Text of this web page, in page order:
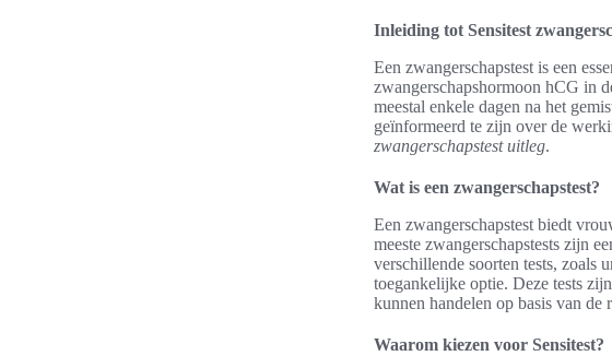
Inleiding tot Sensitest
Een zwangerschapstest is een
zwangerschapshormoon hCG in
meestal enkele dagen na het
geïnformeerd te zijn over de
zwangerschapstest uitleg.
Wat is een zwangerschapstest?
Een zwangerschapstest biedt
meeste zwangerschapstests zijn
verschillende soorten tests, zoals
toegankelijke optie. Deze tests
kunnen handelen op basis van de
Waarom kiezen voor Sensitest?